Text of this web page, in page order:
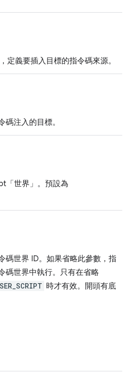
定義要插入目標的指令碼來源。
碼注入的目標。
「世界」。預設為
碼世界 ID。如果省略此參數，指
碼世界中執行。只有在省略
時才有效。開頭有底